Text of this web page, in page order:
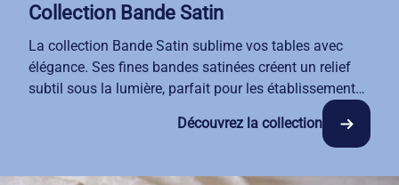
Collection Bande Satin
La collection Bande Satin sublime vos tables avec
élégance. Ses fines bandes satinées créent un relief
subtil sous la lumière, parfait pour les établissements
qui recherchent sobriété et distinction. Notre collection
Bande Satin s'adapte naturellement à votre
décoration, qu'elle soit classique ou contemporaine.
Avec notre service de location-entretien, vos nappes,
Découvrez la collection